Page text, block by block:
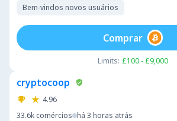
Bem-vindos novos usuários
Limits: £100 - £9,000
Comprar
cryptocoop
4.96
33.6k comércios há 3 horas atrás